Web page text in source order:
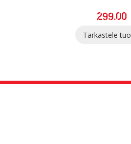
299.00
Tarkastele